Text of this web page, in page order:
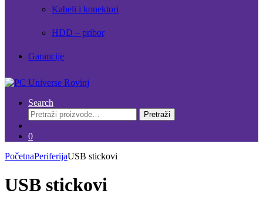
Kabeli i konektori
HDD – pribor
Garancije
Search
Pretraži:
Pretraži
0
PočetnaPeriferijaUSB stickovi
USB stickovi